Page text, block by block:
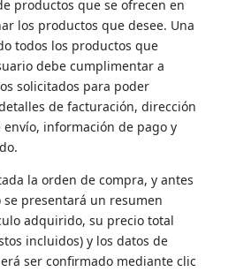
productos que se ofrecen en
los productos que desee. Una
todos los productos que
debe cumplimentar a
solicitados para poder
de facturación, dirección
información de pago y
la orden de compra, y antes
presentará un resumen
adquirido, su precio total
incluidos) y los datos de
ser confirmado mediante clic